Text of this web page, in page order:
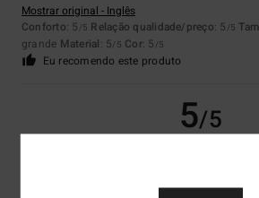
Mostrar original - Inglês
Conforto: 5 /5 Relação qualidade/preço: 5 /5
grande Material: 5/5 Cor: 5 /5
Eu recomendo este produto
5/5